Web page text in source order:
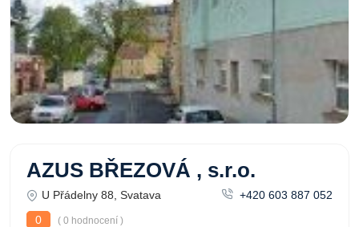
AZUS BŘEZOVÁ , s.r.o.
U Přádelny 88, Svatava
+420 603 887 052
0
( 0 hodnocení )